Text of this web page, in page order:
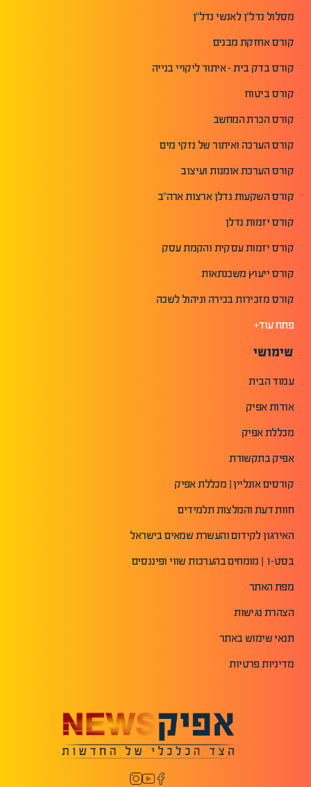
מסלול נדל"ן לאנשי נדל"ן
קורס אחזקת מבנים
קורס בדק בית - איתור ליקויי בנייה
קורס ביטוח
קורס הכרת המחשב
קורס הערכה ואיתור של נזקי מים
קורס הערכת אומנות ועיצוב
קורס השקעות נדלן ארצות ארה"ב
קורס יזמות נדלן
קורס יזמות עסקית והקמת עסק
קורס ייעוץ משכנתאות
קורס מזכירות בכירה וניהול לשכה
פתח עוד+
שימושי
עמוד הבית
אודות אפיק
מכללת אפיק
אפיק בתקשורת
קורסים אונליין | מכללת אפיק
חוות דעת והמלצות תלמידים
האירגון לקידום והעשרת שמאים בישראל
בסט-1 | מומחים בהערכות שווי ופיננסים
מפת האתר
הצהרת נגישות
תנאי שימוש באתר
מדיניות פרטיות